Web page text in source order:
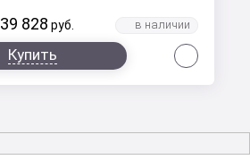
39 828 руб.
Купить